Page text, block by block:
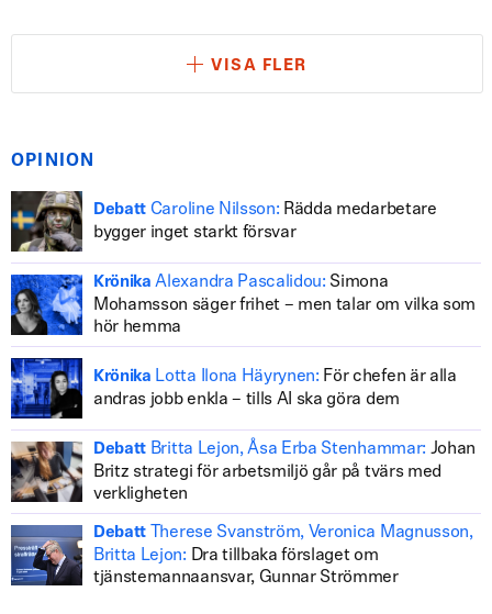
VISA FLER
OPINION
Debatt Caroline Nilsson: Rädda medarbetare
bygger inget starkt försvar
Krönika Alexandra Pascalidou: Simona
Mohamsson säger frihet – men talar om vilka som
hör hemma
Krönika Lotta Ilona Häyrynen: För chefen är alla
andras jobb enkla – tills AI ska göra dem
Debatt Britta Lejon, Åsa Erba Stenhammar: Johan
Britz strategi för arbetsmiljö går på tvärs med
verkligheten
Debatt
Therese Svanström, Veronica Magnusson,
Britta Lejon: Dra tillbaka förslaget om
tjänstemannaansvar, Gunnar Strömmer